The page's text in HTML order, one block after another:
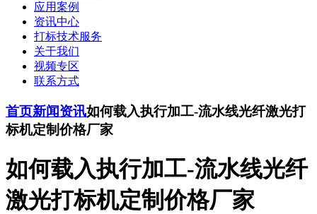
应用案例
资讯中心
打标技术服务
关于我们
视频专区
联系方式
首页新闻资讯如何载入执行加工-流水线光纤激光打
标机定制价格厂家
如何载入执行加工-流水线光纤
激光打标机定制价格厂家